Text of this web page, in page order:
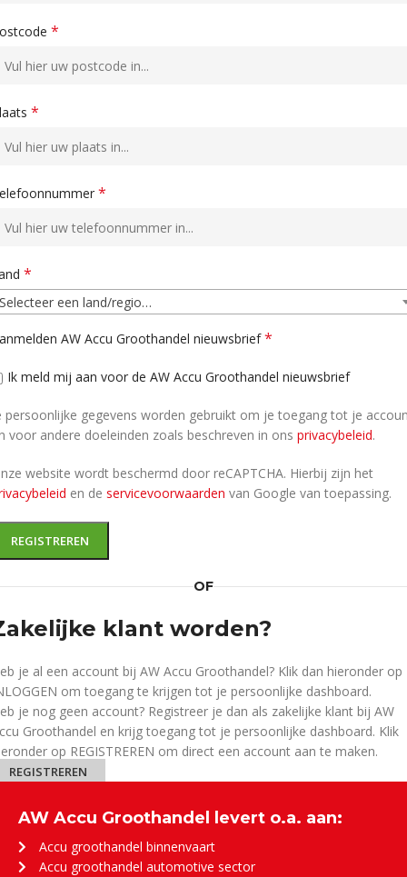
*
*
*
*
Selecteer een land/regio…
AW Accu Groothandel nieuwsbrief*
Ik meld mij aan voor de AW Accu Groothandel nieuwsbrief
persoonlijke gegevens worden gebruikt om je toegang tot je
voor andere doeleinden zoals beschreven in ons privacybeleid.
website wordt beschermd door reCAPTCHA. Hierbij zijn het
en de servicevoorwaarden van Google van toepassing.
REGISTREREN
OF
klant worden?
je al een account bij AW Accu Groothandel? Klik dan hieronder op
om toegang te krijgen tot je persoonlijke dashboard.
je nog geen account? Registreer je dan als zakelijke klant bij AW
Groothandel en krijg toegang tot je persoonlijke dashboard. Klik
op REGISTREREN om direct een account aan te maken.
REGISTREREN
AW Accu Groothandel levert o.a. aan:
Accu groothandel binnenvaart
Accu groothandel automotive sector